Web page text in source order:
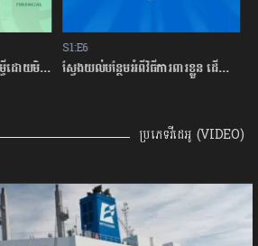
តើពិតឬទេដែលធនាគារផ្ដល់កម្ចីដោយមិនសិក្សាលើលទ្ធភាពសងត្រឡប់?
S1:E6
ស្វែងយល់បន្ថែមអំពីវិធីការពារខ្លួន ដើម្បីជៀសវាងពីការឆបោកតាមបច្ចេកវិទ្យាហិរញ្ញវត្ថុ!
ប្រភេទវីដេអូ (VIDEO)